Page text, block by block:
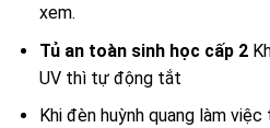
xem.
Tủ an toàn sinh học cấp 2
UV thì tự động tắt
Khi đèn huỳnh quang làm